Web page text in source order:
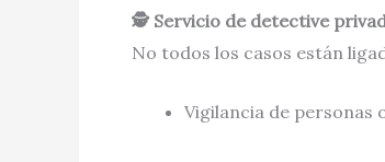
🕵️ Servicio de detective
No todos los casos están
Vigilancia de personas